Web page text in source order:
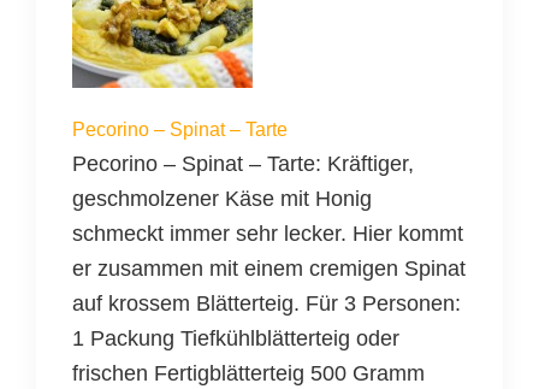
Pecorino – Spinat – Tarte
Pecorino – Spinat – Tarte: Kräftiger,
geschmolzener Käse mit Honig
schmeckt immer sehr lecker. Hier kommt
er zusammen mit einem cremigen Spinat
auf krossem Blätterteig. Für 3 Personen:
1 Packung Tiefkühlblätterteig oder
frischen Fertigblätterteig 500 Gramm